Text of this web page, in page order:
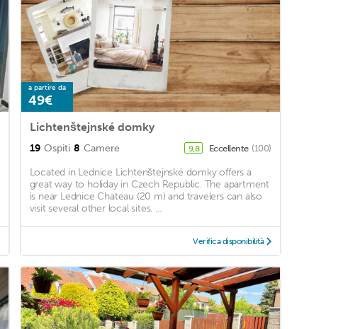
a partire da
49€
Lichtenštejnské domky
19 Ospiti 8 Camere 9,8 Eccellente (100)
Located in Lednice Lichtenštejnské domky offers a
great way to holiday in Czech Republic. The apartment
is near Lednice Chateau (20 m) and travelers can also
visit several other local sites. ...
Verifica disponibilità